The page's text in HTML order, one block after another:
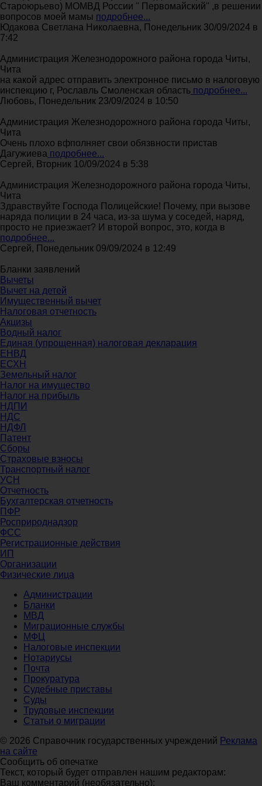
Староюрьево) МОМВД России " Первомайский" ,в решении
вопросов моей мамы подробнее...
Юдакова Светлана Николаевна, Понедельник 30/09/2024 в
7:42
Администрация Железнодорожного района города Читы,
Чита
на какой адрес отправить электронное письмо в налоговую
инспекцию г, Рославль Смоленская область подробнее...
Любовь, Понедельник 23/09/2024 в 10:50
Администрация Железнодорожного района города Читы,
Чита
Очень плохо вфполняет свои обязвности пристав
Дагужиева подробнее...
Сергей, Вторник 10/09/2024 в 5:38
Администрация Железнодорожного района города Читы,
Чита
Здравствуйте Господа Полицейские! Почему, при вызове
наряда полиции в 24 часа, из-за шума у соседей, наряд,
просто не приезжает? И второй вопрос, это, когда в
подробнее...
Сергей, Понедельник 09/09/2024 в 12:49
Бланки заявлений
Вычеты
Вычет на детей
Имущественный вычет
Налоговая отчетность
Акцизы
Водный налог
Единая (упрощенная) налоговая декларация
ЕНВД
ЕСХН
Земельный налог
Налог на имущество
Налог на прибыль
НДПИ
НДС
НДФЛ
Патент
Сборы
Страховые взносы
Транспортный налог
УСН
Отчетность
Бухгалтерская отчетность
ПФР
Росприроднадзор
ФСС
Регистрационные действия
ИП
Организации
Физические лица
Администрации
Бланки
МВД
Миграционные службы
МФЦ
Налоговые инспекции
Нотариусы
Почта
Прокуратура
Судебные приставы
Суды
Трудовые инспекции
Статьи о миграции
© 2026 Справочник государственных учреждений Реклама
на сайте
Сообщить об опечатке
Текст, который будет отправлен нашим редакторам:
Ваш комментарий (необязательно):